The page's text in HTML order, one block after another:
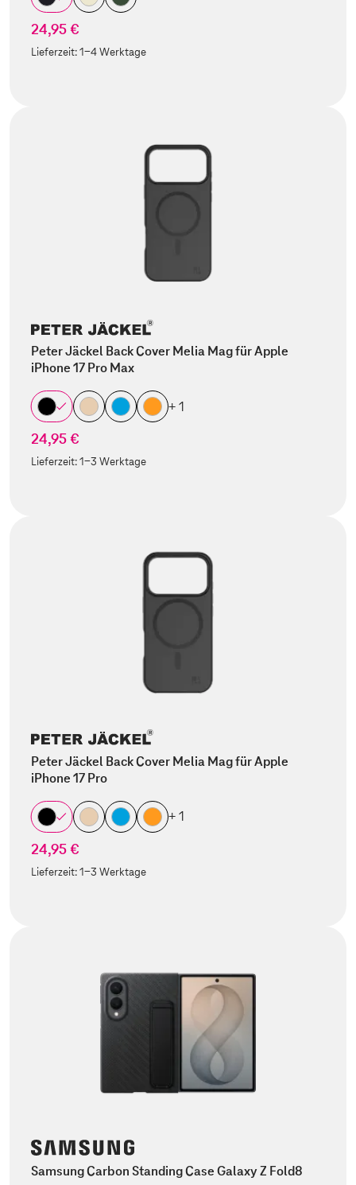
24,95 €
Lieferzeit:1-4 Werktage
Peter Jäckel Back Cover Melia Mag für Apple
iPhone 17 Pro Max
+ 1
24,95 €
Lieferzeit:1-3 Werktage
Peter Jäckel Back Cover Melia Mag für Apple
iPhone 17 Pro
+ 1
24,95 €
Lieferzeit:1-3 Werktage
Samsung Carbon Standing Case Galaxy Z Fold8